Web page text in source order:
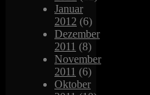
Januar
2012 (6)
Dezember
2011 (8)
November
2011 (6)
Oktober